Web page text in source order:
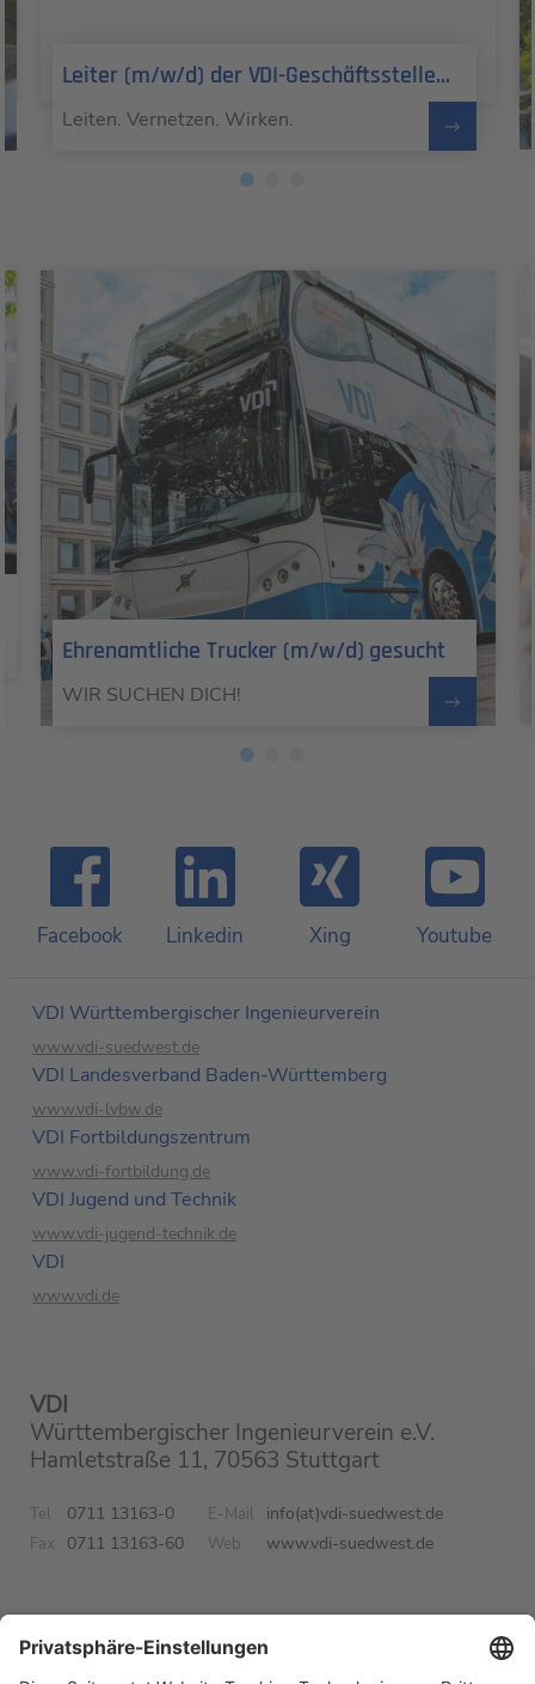
Leiter (m/w/d) der VDI-Geschäftsstelle
Württembergischer Ingenieurverein (WIV)
Leiten. Vernetzen. Wirken.
Ehrenamtliche Trucker (m/w/d) gesucht
WIR SUCHEN DICH!
Facebook Linkedin Xing Youtube
VDI Württembergischer Ingenieurverein
www.vdi-suedwest.de
VDI Landesverband Baden-Württemberg
www.vdi-lvbw.de
VDI Fortbildungs­zentrum
www.vdi-fortbildung.de
VDI Jugend und Technik
www.vdi-jugend-technik.de
VDI
www.vdi.de
VDI
Württembergischer Ingenieurverein e.V.
Hamletstraße 11, 70563 Stuttgart
Tel 0711 13163-0
Fax 0711 13163-60
E-Mail info(at)vdi-suedwest.de
Web www.vdi-suedwest.de